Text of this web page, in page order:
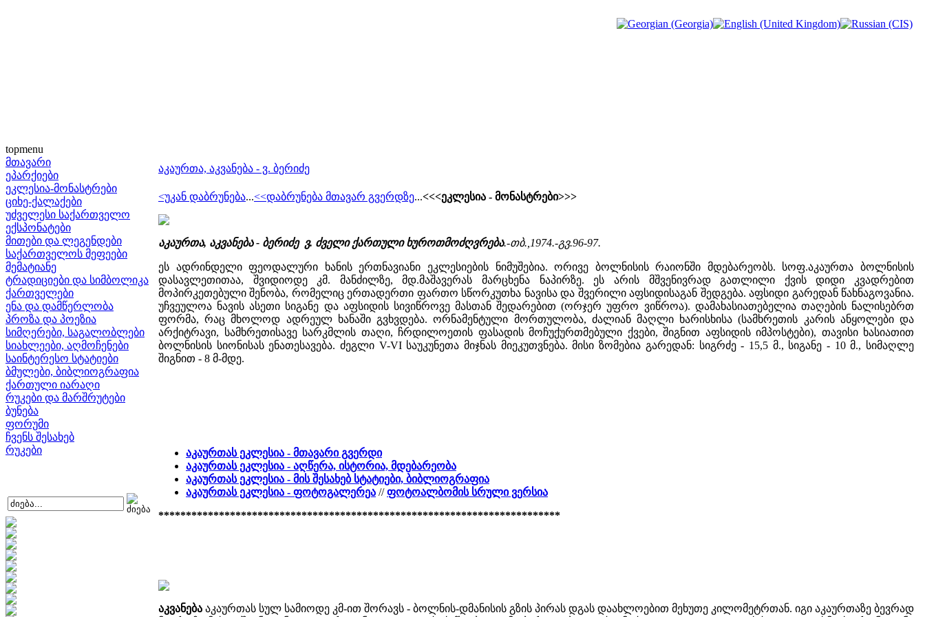
topmenu
მთავარი
ეპარქიები
ეკლესია-მონასტრები
ციხე-ქალაქები
უძველესი საქართველო
ექსპონატები
მითები და ლეგენდები
საქართველოს მეფეები
მემატიანე
ტრადიციები და სიმბოლიკა
ქართველები
ენა და დამწერლობა
პროზა და პოეზია
სიმღერები, საგალობლები
სიახლეები, აღმოჩენები
საინტერესო სტატიები
ბმულები, ბიბლიოგრაფია
ქართული იარაღი
რუკები და მარშრუტები
ბუნება
ფორუმი
ჩვენს შესახებ
რუკები
აკაურთა, აკვანება - ვ. ბერიძე
<უკან დაბრუნება...<<დაბრუნება მთავარ გვერდზე...<<<ეკლესია - მონასტრები>>>
აკაურთა, აკვანება - ბერიძე ვ. ძველი ქართული ხუროთმოძღვრება.-თბ.,1974.-გვ.96-97.
ეს ადრინდელი ფეოდალური ხანის ერთნავიანი ეკლესიების ნიმუშებია. ორივე ბოლნისის რაიონში მდებარეობს. სოფ.აკაურთა ბოლნისის
დასავლეთითაა, შვიდიოდე კმ. მანძილზე, მდ.მაშავერას მარცხენა ნაპირზე. ეს არის მშვენივრად გათლილი ქვის დიდი კვადრებით
მოპირკეთებული შენობა, რომელიც ერთადერთი ფართო სწორკუთხა ნავისა და შვერილი აფსიდისაგან შედგება. აფსიდი გარედან წახნაგოვანია.
უჩვეულოა ნავის ასეთი სიგანე და აფსიდის სივიწროვე მასთან შედარებით (ორჯერ უფრო ვიწროა). დამახასიათებელია თაღების ნალისებრთ
ფორმა, რაც მხოლოდ ადრეულ ხანაში გვხვდება. ორნამენტული მორთულობა, ძალიან მაღლი ხარისხისა (სამხრეთის კარის ანყოლები და
არქიტრავი, სამხრეთისავე სარკმლის თაღი, ჩრდილოეთის ფასადის მოჩუქურთმებული ქვები, შიგნით აფსიდის იმპოსტები), თავისი ხასიათით
ბოლნისის სიონისას ენათესავება. ძეგლი V-VI საუკუნეთა მიჯნას მიეკუთვნება. მისი ზომებია გარედან: სიგრძე - 15,5 მ., სიგანე - 10 მ., სიმაღლე
შიგნით - 8 მ-მდე.
აკაურთას ეკლესია - მთავარი გვერდი
აკაურთას ეკლესია - აღწერა, ისტორია, მდებარეობა
აკაურთას ეკლესია - მის შესახებ სტატიები, ბიბლიოგრაფია
აკაურთას ეკლესია - ფოტოგალერეა //ფოტოალბომის სრული ვერსია
*************************************************************************
აკვანება აკაურთას სულ სამიოდე კმ-ით შორავს - ბოლნის-დმანისის გზის პირას დგას დაახლოებით მეხუთე კილომეტრთან. იგი აკაურთაზე ბევრად